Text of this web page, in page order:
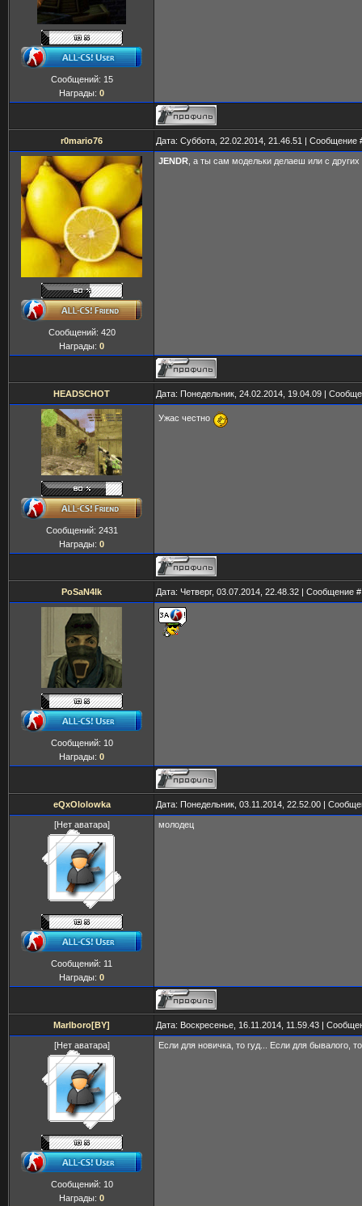
Сообщений: 15
Награды: 0
r0mario76 Дата: Суббота, 22.02.2014, 21.46.51 | Сообщение
Сообщений: 420
Награды: 0
JENDR , а ты сам модельки делаеш или с
HEADSCHOT Дата: Понедельник, 24.02.2014, 19.04.09 |
Сообщений: 2431
Награды: 0
Ужас честно
PoSaN4Ik Дата: Четверг, 03.07.2014, 22.48.32 | Сообщение
Сообщений: 10
Награды: 0
eQxOlolowka Дата: Понедельник, 03.11.2014, 22.52.00 |
[Нет аватара]
Сообщений: 11
Награды: 0
молодец
Marlboro[BY] Дата: Воскресенье, 16.11.2014, 11.59.43 |
[Нет аватара]
Сообщений: 10
Награды: 0
Если для новичка, то гуд... Если для бывалого,